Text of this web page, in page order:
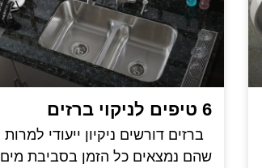
6 טיפים לניקוי ברזים
ברזים דורשים ניקיון ייעודי למרות
שהם נמצאים כל הזמן בסביבת מים